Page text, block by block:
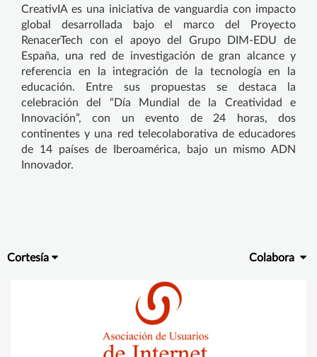
CreativIA es una iniciativa de vanguardia con impacto
global desarrollada bajo el marco del Proyecto
RenacerTech con el apoyo del Grupo DIM-EDU de
España, una red de investigación de gran alcance y
referencia en la integración de la tecnología en la
educación. Entre sus propuestas se destaca la
celebración del “Día Mundial de la Creatividad e
Innovación”, con un evento de 24 horas, dos
continentes y una red telecolaborativa de educadores
de 14 países de Iberoamérica, bajo un mismo ADN
Innovador.
Cortesía Colabora